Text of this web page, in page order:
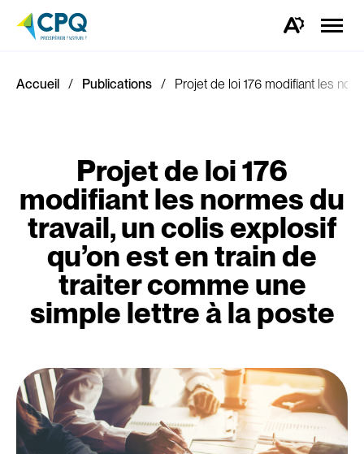
Ouvrez
d'accessibilité.
la
Accueil Publications Projet de loi 176 modifiant les
Projet de loi 176
modifiant les normes du
travail, un colis explosif
qu’on est en train de
traiter comme une
simple lettre à la poste